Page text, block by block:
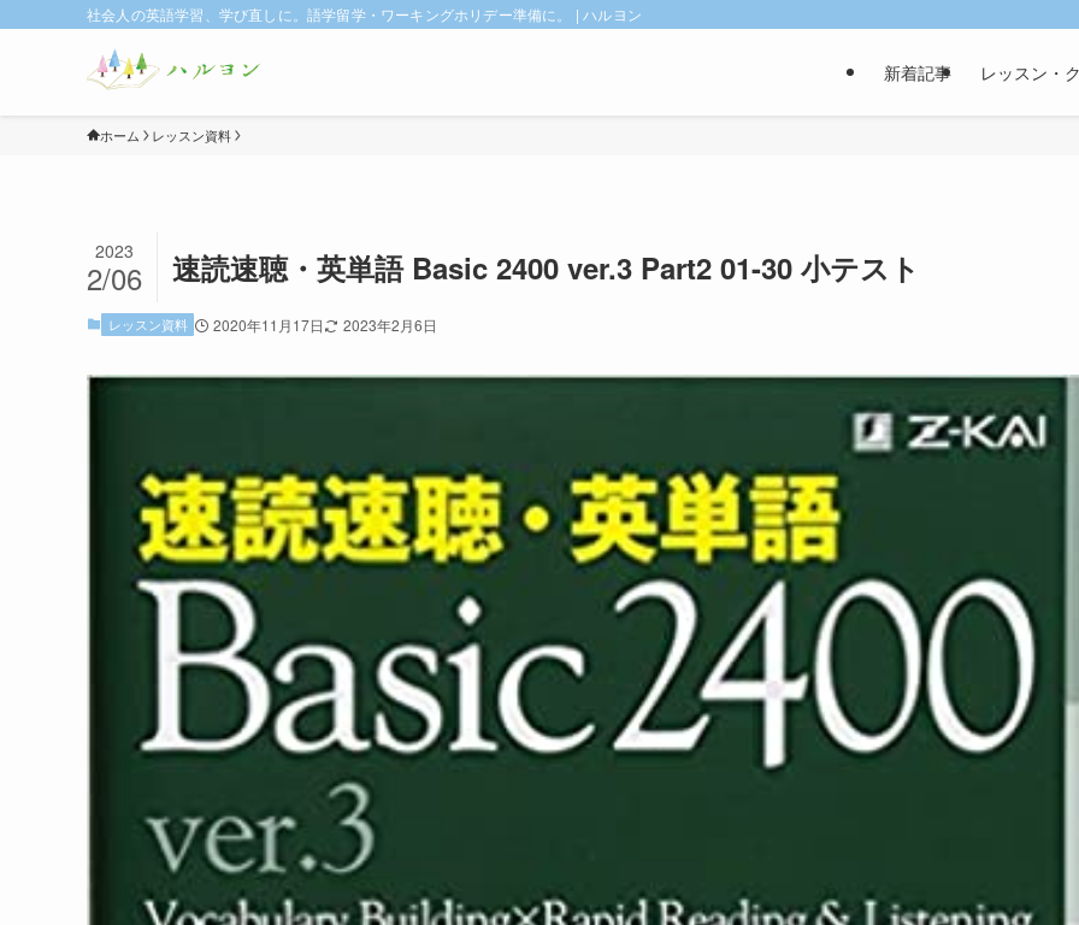
社会人の英語学習、学び直しに。語学留学・ワーキングホリデー準備に。 | ハルヨン
新着記事 レッスン・
ホーム レッスン資料
速読速聴・英単語 Basic 2400 ver.3 Part2 01-30 小テスト
2023
2/06
レッスン資料 2020年11月17日 2023年2月6日